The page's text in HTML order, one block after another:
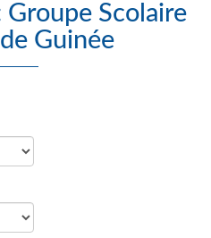
Cercle du Savoir de Guinée